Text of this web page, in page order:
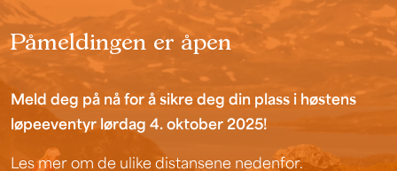
Påmeldingen er åpen
Meld deg på nå for å sikre deg din plass i høstens
løpeeventyr lørdag 4. oktober 2025!
Les mer om de ulike distansene nedenfor.